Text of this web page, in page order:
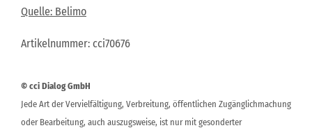
Quelle: Belimo
Artikelnummer: cci70676
© cci Dialog GmbH
Jede Art der Vervielfältigung, Verbreitung, öffentlichen Zugänglichmachung
oder Bearbeitung, auch auszugsweise, ist nur mit gesonderter